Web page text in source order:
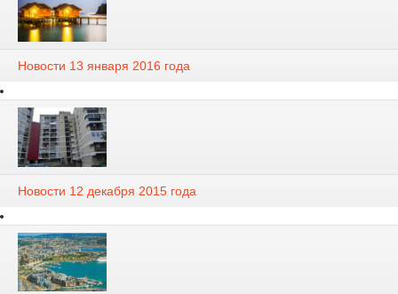
Новости 13 января 2016 года
Новости 12 декабря 2015 года